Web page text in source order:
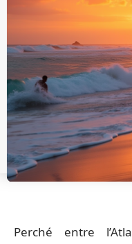
Perché entre